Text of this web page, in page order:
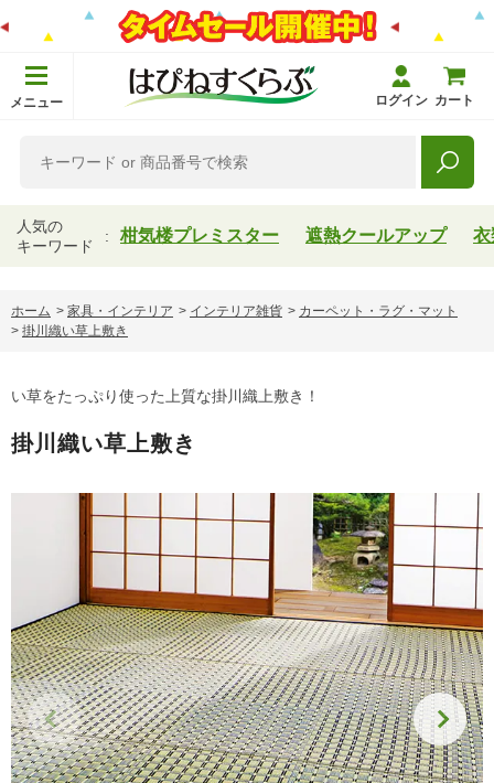
メニュー ログイン カート
人気の
キーワード
柑気楼プレミスター 遮熱クールアップ 衣
ホーム > 家具・インテリア > インテリア雑貨 > カーペット・ラグ・マット
> 掛川織い草上敷き
い草をたっぷり使った上質な掛川織上敷き！
掛川織い草上敷き